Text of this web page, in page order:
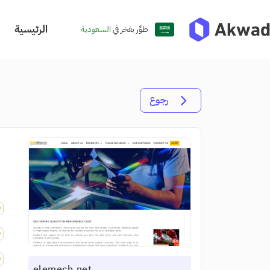
طوِّر بفخر فيالسعودية الرئيسية
رجوع